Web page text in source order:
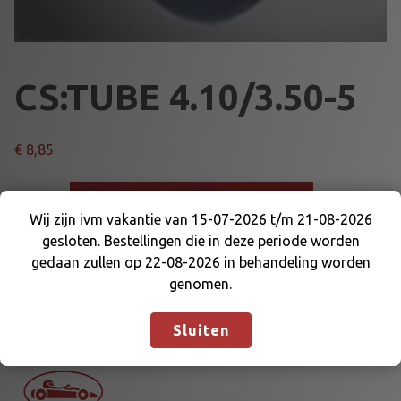
CS:TUBE 4.10/3.50-5
€ 8,85
C
.
Artikelnummer:84095 Categorieën:BANDEN,DIVERSE
Wij zijn ivm vakantie van 15-07-2026 t/m 21-08-
2026 gesloten. Bestellingen die in deze periode
worden gedaan zullen op 22-08-2026 in
behandeling worden genomen.Negeren
Wij zijn ivm vakantie van 15-07-2026 t/m 21-08-2026
gesloten. Bestellingen die in deze periode worden
gedaan zullen op 22-08-2026 in behandeling worden
genomen.
Sluiten